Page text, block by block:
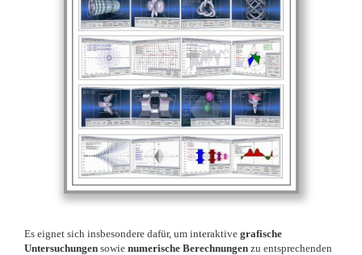
Es eignet sich insbesondere dafür, um interaktive grafische
Untersuchungen sowie numerische Berechnungen zu entsprechenden